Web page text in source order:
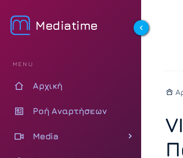
Mediatime
MENU
Αρχική
Ροή Αναρτήσεων
Media